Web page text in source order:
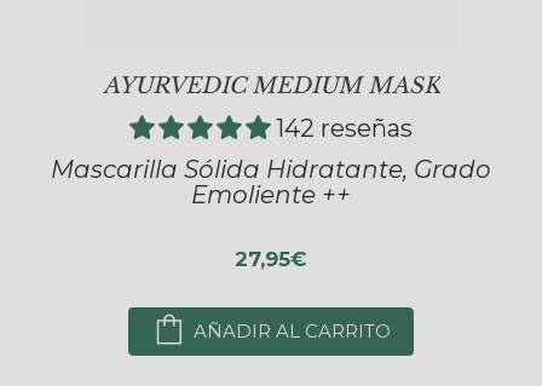
AYURVEDIC MEDIUM MASK
142 reseñas
Mascarilla Sólida Hidratante, Grado
Emoliente ++
27,95€
AÑADIR AL CARRITO